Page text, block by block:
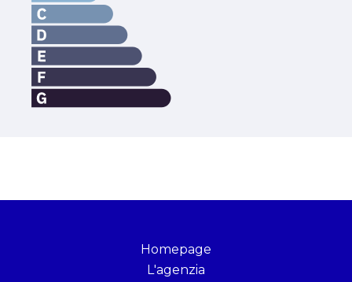
Homepage
L'agenzia